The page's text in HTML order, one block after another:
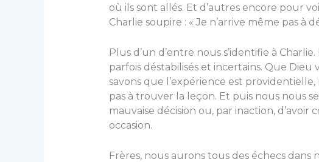
où ils sont allés. Et d’autres encore pour
Charlie soupire : « Je n’arrive même pas à
Plus d’un d’entre nous s’identifie à
parfois déstabilisés et incertains. Que
savons que l’expérience est
pas à trouver la leçon. Et puis nous nous
mauvaise décision ou, par inaction,
occasion.
Frères, nous aurons tous des échecs dans